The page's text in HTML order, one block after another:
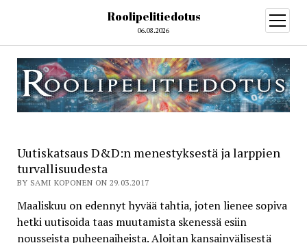
Roolipelitiedotus
06.08.2026
open
menu
Uutiskatsaus D&D:n menestyksestä ja larppien
turvallisuudesta
BY SAMI KOPONEN ON 29.03.2017
Maaliskuu on edennyt hyvää tahtia, joten lienee sopiva
hetki uutisoida taas muutamista skenessä esiin
nousseista puheenaiheista. Aloitan kansainvälisestä